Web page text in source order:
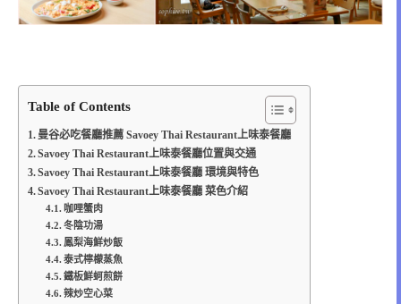
Table of Contents
曼谷必吃餐廳推薦 Savoey Thai Restaurant上味泰餐廳
Savoey Thai Restaurant上味泰餐廳位置與交通
Savoey Thai Restaurant上味泰餐廳 環境與特色
Savoey Thai Restaurant上味泰餐廳 菜色介紹
咖哩蟹肉
冬陰功湯
鳳梨海鮮炒飯
泰式檸檬蒸魚
鐵板鮮蚵煎餅
辣炒空心菜